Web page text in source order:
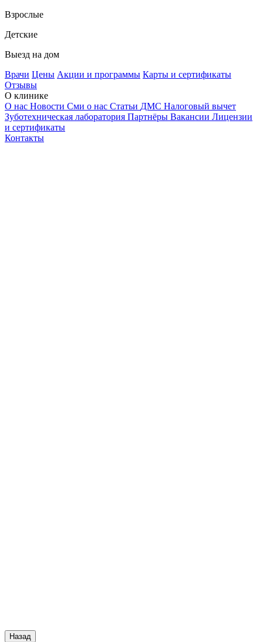
Взрослые
Детские
Выезд на дом
Врачи Цены Акции и программы Карты и сертификаты
Отзывы
О клинике
О нас Новости Сми о нас Статьи ДМС Налоговый вычет
Зуботехническая лаборатория Партнёры Вакансии Лицензии
и сертификаты
Контакты
Назад